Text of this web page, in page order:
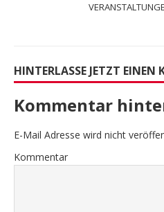
HINTERLASSE JETZT EINEN
Kommentar
E-Mail Adresse wird nicht
Kommentar